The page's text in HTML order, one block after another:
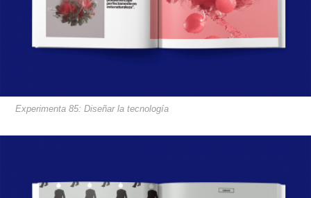
Experimenta 85: Diseñar la tecnología